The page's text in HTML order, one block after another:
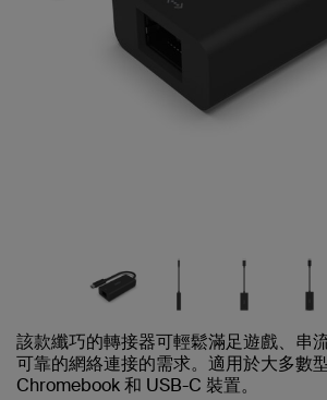
該款纖巧的轉接器可輕鬆滿足遊戲、串
可靠的網絡連接的需求。適用於大多數
Chromebook 和 USB-C 裝置。